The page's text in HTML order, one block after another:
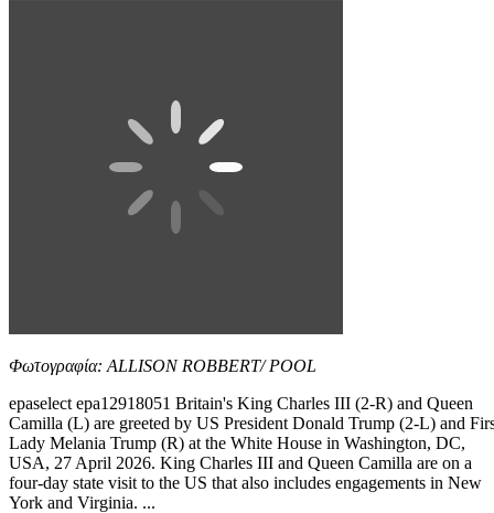
Φωτογραφία: ALLISON ROBBERT/ POOL
epaselect epa12918051 Britain's King Charles III (2-R) and Queen
Camilla (L) are greeted by US President Donald Trump (2-L) and
Lady Melania Trump (R) at the White House in Washington, DC,
USA, 27 April 2026. King Charles III and Queen Camilla are on a
four-day state visit to the US that also includes engagements in New
York and Virginia. ...